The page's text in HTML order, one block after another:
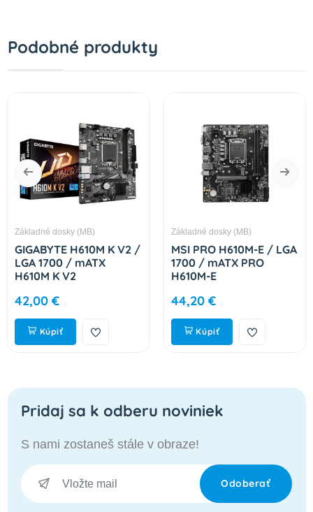
Podobné produkty
Základné dosky (MB)
GIGABYTE H610M K V2 /
LGA 1700 / mATX
H610M K V2
42,00 €
Kúpiť
Základné dosky (MB)
MSI PRO H610M-E / LGA
1700 / mATX PRO
H610M-E
44,20 €
Kúpiť
Pridaj sa k odberu noviniek
S nami zostaneš stále v obraze!
Odoberať